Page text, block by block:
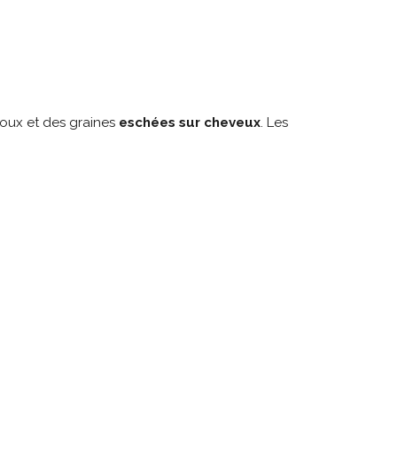
et des graines eschées sur cheveux. Les